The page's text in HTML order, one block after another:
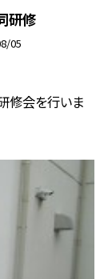
研修
05
修会を行いま